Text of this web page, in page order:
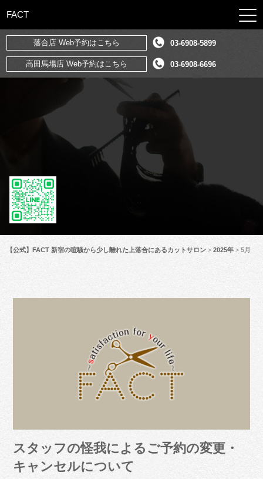
FACT
落合店 Web予約はこちら 03-6908-5899
高田馬場店 Web予約はこちら 03-6908-6696
【公式】FACT 新宿の喧騒から少し離れた上落合にあるカットサロン >2025年 >5月
スタッフの怪我によるご予約の変更・
キャンセルについて